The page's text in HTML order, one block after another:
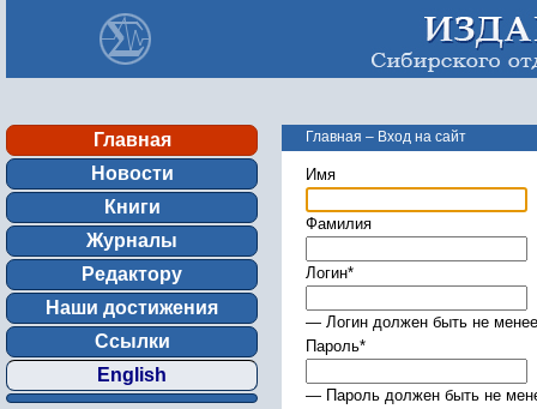
Главная
Новости
Книги
Журналы
Редактору
Наши достижения
Ссылки
English
Главная – Вход на сайт
Имя
Фамилия
Логин*
— Логин должен быть не
Пароль*
— Пароль должен быть не